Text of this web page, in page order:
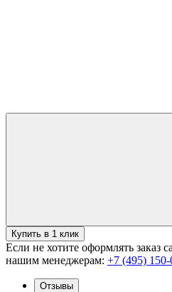
Купить в 1 клик
Если не хотите оформлять заказ
нашим менеджерам: +7 (495) 150-
Отзывы